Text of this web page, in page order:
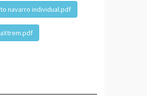
navarro individual.pdf